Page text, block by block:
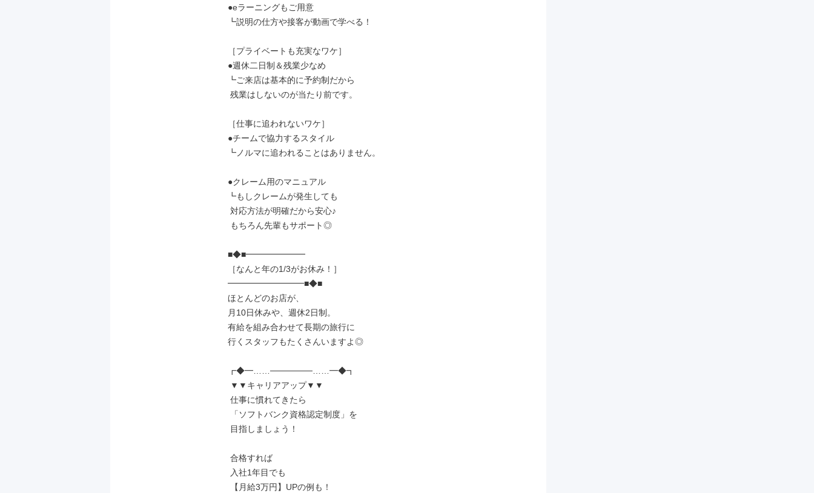
●eラーニングもご用意
┗説明の仕方や接客が動画で学べる！
［プライベートも充実なワケ］
●週休二日制＆残業少なめ
┗ご来店は基本的に予約制だから
［仕事に追われないワケ］
●チームで協力するスタイル
┗ノルマに追われることはありません。
●クレーム用のマニュアル
┗もしクレームが発生しても
■◆■━━━━━━━
［なんと年の1/3がお休み！］
━━━━━━━━━■◆■
ほとんどのお店が、
月10日休みや、週休2日制。
有給を組み合わせて長期の旅行に
行くスタッフもたくさんいますよ◎
┏◆━……───────……━◆┓